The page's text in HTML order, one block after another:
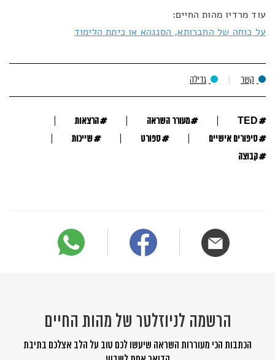
עוד מרדיו מהות החיים:
על כוחה של החברותא, הסנגהא או כיתת הלימוד
קשר גדילה
#
TED
#מעורר השראה #הרצאות
#סיפורים אישיים #ספורט #שייכות
#קבוצה
הרשמה לניוזלטר של מהות החיים
הכתבות הכי מעוררות השראה שיעשו לכם טוב על הלב אצלכם בתיבת